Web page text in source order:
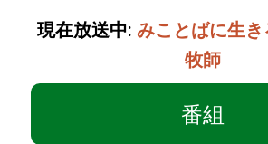
現在放送中: みことばに生
牧師
番組